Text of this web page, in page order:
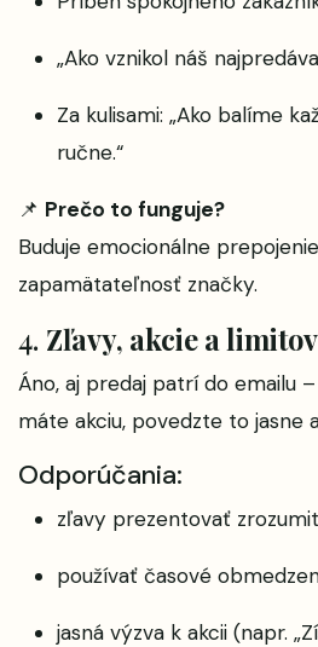
„Ako vznikol náš
Za kulisami: „Ako balíme
ručne.“
📌 Prečo to funguje?
Buduje emocionálne
zapamätateľnosť značky.
4. Zľavy, akcie a
Áno, aj predaj patrí do emailu
máte akciu, povedzte to jasne
Odporúčania:
zľavy prezentovať
používať časové
jasná výzva k akcii (napr.